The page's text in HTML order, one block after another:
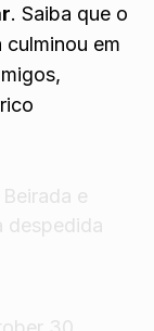
. Saiba que o
culminou em
e
despedida